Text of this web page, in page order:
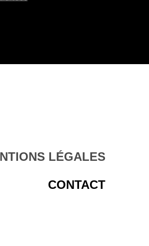
LÉGALES
CONTACT